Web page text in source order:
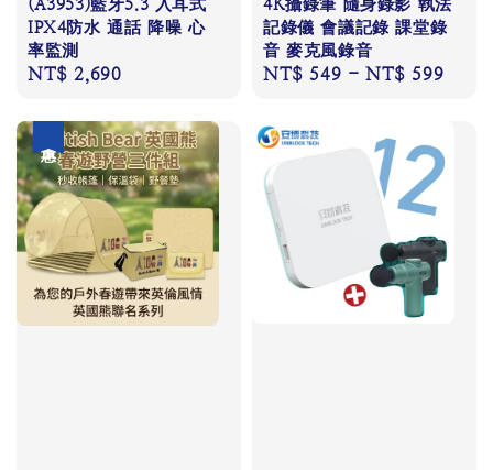
(A3953)藍牙5.3 入耳式
IPX4防水 通話 降噪 心
率監測
Regular
NT$ 2,690
4K攝錄筆 隨身錄影 執法
記錄儀 會議記錄 課堂錄
音 麥克風錄音
Regular
NT$ 549 -NT$ 599